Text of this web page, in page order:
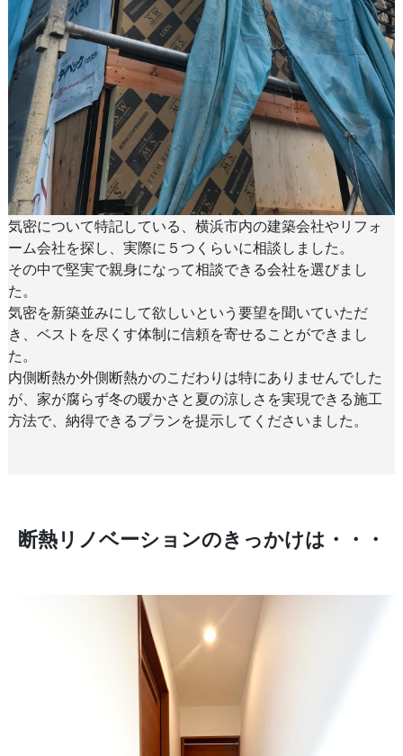
気密について特記している、横浜市内の建築会社やリフォ
ーム会社を探し、実際に５つくらいに相談しました。
その中で堅実で親身になって相談できる会社を選びまし
た。
気密を新築並みにして欲しいという要望を聞いていただ
き、ベストを尽くす体制に信頼を寄せることができまし
た。
内側断熱か外側断熱かのこだわりは特にありませんでした
が、家が腐らず冬の暖かさと夏の涼しさを実現できる施工
方法で、納得できるプランを提示してくださいました。
断熱リノベーションのきっかけは・・・